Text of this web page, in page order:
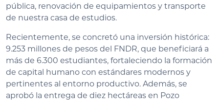
pública, renovación de equipamientos y transporte
de nuestra casa de estudios.
Recientemente, se concretó una inversión histórica:
9.253 millones de pesos del FNDR, que beneficiará a
más de 6.300 estudiantes, fortaleciendo la formación
de capital humano con estándares modernos y
pertinentes al entorno productivo. Además, se
aprobó la entrega de diez hectáreas en Pozo